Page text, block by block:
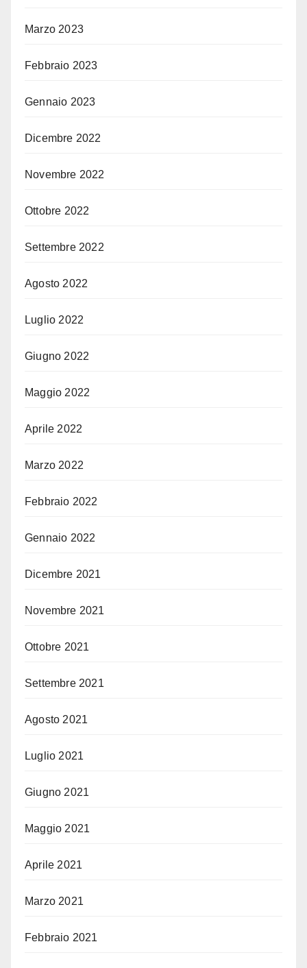
Marzo 2023
Febbraio 2023
Gennaio 2023
Dicembre 2022
Novembre 2022
Ottobre 2022
Settembre 2022
Agosto 2022
Luglio 2022
Giugno 2022
Maggio 2022
Aprile 2022
Marzo 2022
Febbraio 2022
Gennaio 2022
Dicembre 2021
Novembre 2021
Ottobre 2021
Settembre 2021
Agosto 2021
Luglio 2021
Giugno 2021
Maggio 2021
Aprile 2021
Marzo 2021
Febbraio 2021